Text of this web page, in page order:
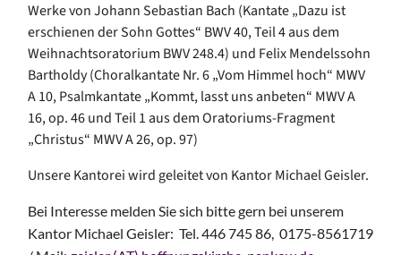
Werke von Johann Sebastian Bach (Kantate „Dazu ist
erschienen der Sohn Gottes“ BWV 40, Teil 4 aus dem
Weihnachtsoratorium BWV 248.4) und Felix Mendelssohn
Bartholdy (Choralkantate Nr. 6 „Vom Himmel hoch“ MWV
A 10, Psalmkantate „Kommt, lasst uns anbeten“ MWV A
16, op. 46 und Teil 1 aus dem Oratoriums-Fragment
„Christus“ MWV A 26, op. 97)
Unsere Kantorei wird geleitet von Kantor Michael Geisler.
Bei Interesse melden Sie sich bitte gern bei unserem
Kantor Michael Geisler: Tel. 446 745 86, 0175-8561719